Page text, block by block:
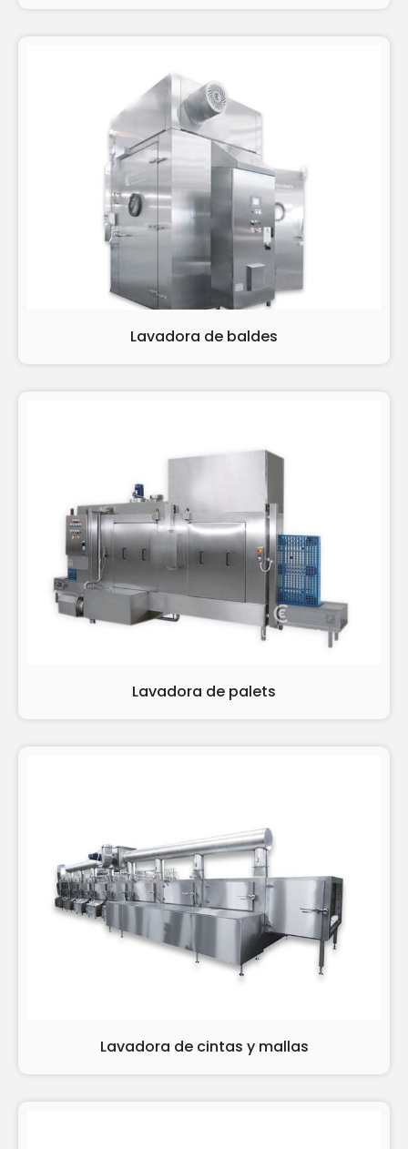
Lavadora de baldes
Lavadora de palets
Lavadora de cintas y mallas